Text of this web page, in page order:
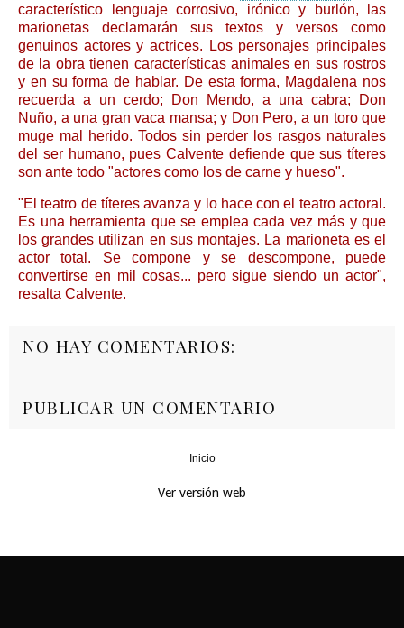
característico lenguaje corrosivo, irónico y burlón, las
marionetas declamarán sus textos y versos como
genuinos actores y actrices. Los personajes principales
de la obra tienen características animales en sus rostros
y en su forma de hablar. De esta forma, Magdalena nos
recuerda a un cerdo; Don Mendo, a una cabra; Don
Nuño, a una gran vaca mansa; y Don Pero, a un toro que
muge mal herido. Todos sin perder los rasgos naturales
del ser humano, pues Calvente defiende que sus títeres
son ante todo "actores como los de carne y hueso".
"El teatro de títeres avanza y lo hace con el teatro actoral.
Es una herramienta que se emplea cada vez más y que
los grandes utilizan en sus montajes. La marioneta es el
actor total. Se compone y se descompone, puede
convertirse en mil cosas... pero sigue siendo un actor",
resalta Calvente.
NO HAY COMENTARIOS:
PUBLICAR UN COMENTARIO
Inicio
Ver versión web